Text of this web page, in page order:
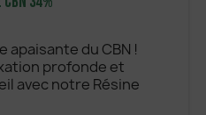
apaisante du CBN !
profonde et
avec notre Résine